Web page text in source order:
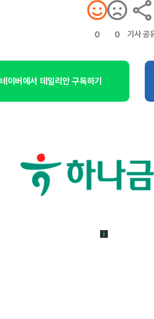
0 0 기사 공
네이버에서 데일리안 구독하기